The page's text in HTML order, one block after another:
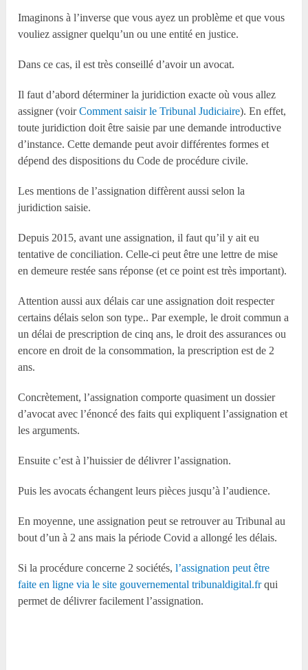
Imaginons à l’inverse que vous ayez un problème et que vous
vouliez assigner quelqu’un ou une entité en justice.
Dans ce cas, il est très conseillé d’avoir un avocat.
Il faut d’abord déterminer la juridiction exacte où vous allez
assigner (voirComment saisir le Tribunal Judiciaire). En effet,
toute juridiction doit être saisie par une demande introductive
d’instance. Cette demande peut avoir différentes formes et
dépend des dispositions du Code de procédure civile.
Les mentions de l’assignation diffèrent aussi selon la
juridiction saisie.
Depuis 2015, avant une assignation, il faut qu’il y ait eu
tentative de conciliation. Celle-ci peut être une lettre de mise
en demeure restée sans réponse (et ce point est très important).
Attention aussi aux délais car une assignation doit respecter
certains délais selon son type.. Par exemple, le droit commun a
un délai de prescription de cinq ans, le droit des assurances ou
encore en droit de la consommation, la prescription est de 2
ans.
Concrètement, l’assignation comporte quasiment un dossier
d’avocat avec l’énoncé des faits qui expliquent l’assignation et
les arguments.
Ensuite c’est à l’huissier de délivrer l’assignation.
Puis les avocats échangent leurs pièces jusqu’à l’audience.
En moyenne, une assignation peut se retrouver au Tribunal au
bout d’un à 2 ans mais la période Covid a allongé les délais.
Si la procédure concerne 2 sociétés,l’assignation peut être
faite en ligne via le site gouvernemental tribunaldigital.frqui
permet de délivrer facilement l’assignation.